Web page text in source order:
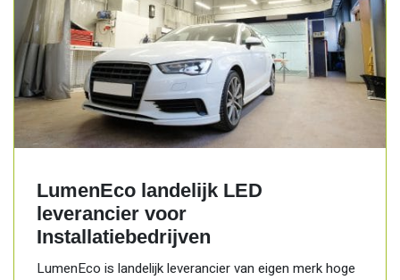
LumenEco landelijk LED
leverancier voor
Installatiebedrijven
LumenEco is landelijk leverancier van eigen merk hoge